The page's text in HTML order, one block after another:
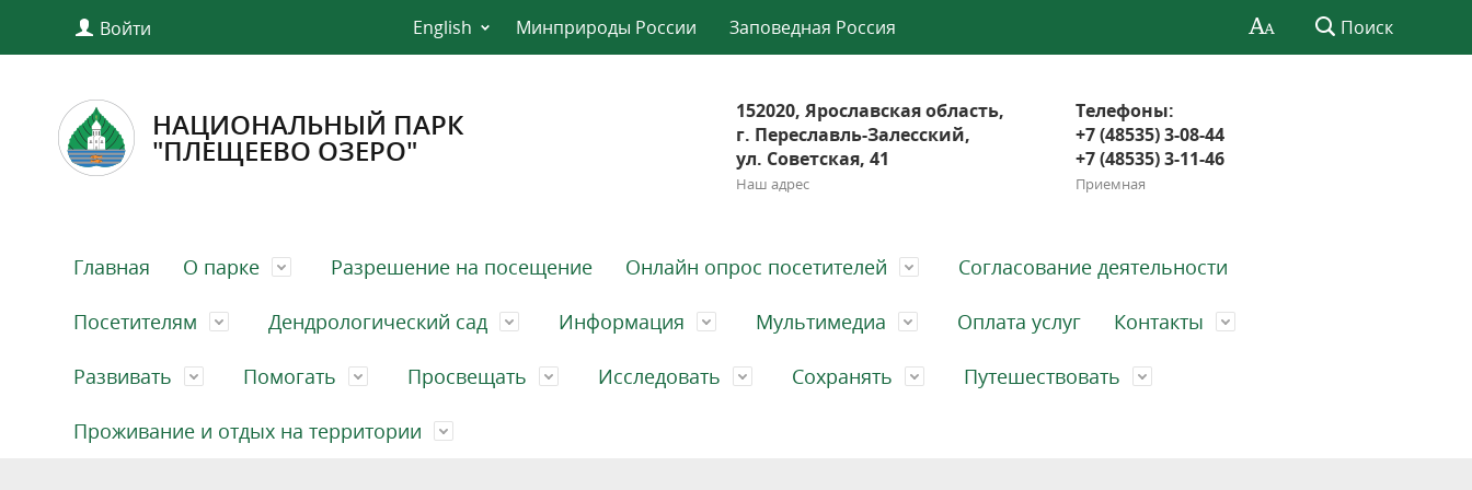
Войти English Минприроды России Заповедная Россия Поиск
НАЦИОНАЛЬНЫЙ ПАРК
"ПЛЕЩЕЕВО ОЗЕРО"
152020, Ярославская область,
г. Переславль-Залесский,
ул. Советская, 41
Наш адрес
Телефоны:
+7 (48535) 3-08-44
+7 (48535) 3-11-46
Приемная
Главная О парке Разрешение на посещение Онлайн опрос посетителей Согласование деятельности
Посетителям Дендрологический сад Информация Мультимедиа Оплата услуг Контакты
Развивать Помогать Просвещать Исследовать Сохранять Путешествовать
Проживание и отдых на территории